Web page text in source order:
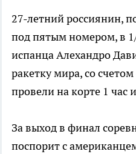
27-летний россиянин,
под пятым номером, в
испанца Алехандро
ракетку мира, со
провели на корте 1 час
За выход в финал
поспорит с